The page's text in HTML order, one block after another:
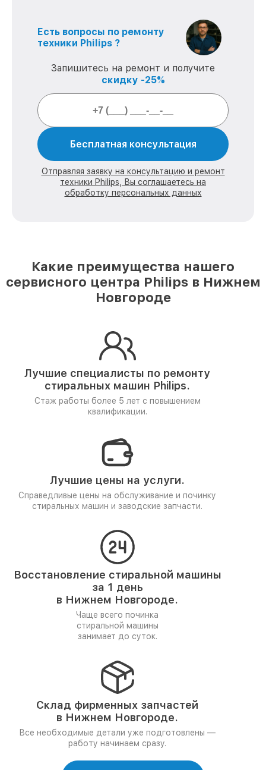
Есть вопросы по ремонту
техники Philips ?
Запишитесь на ремонт и получите
скидку -25%
Бесплатная консультация
Отправляя заявку на консультацию и ремонт
техники Philips, Вы соглашаетесь на
обработку персональных данных
Какие преимущества нашего
сервисного центра Philips в Нижнем
Новгороде
Лучшие специалисты по ремонту
стиральных машин Philips.
Стаж работы более 5 лет с повышением
квалификации.
Лучшие цены на услуги.
Справедливые цены на обслуживание и починку
стиральных машин и заводские запчасти.
Восстановление стиральной машины
за 1 день
в Нижнем Новгороде.
Чаще всего починка
стиральной машины
занимает до суток.
Склад фирменных запчастей
в Нижнем Новгороде.
Все необходимые детали уже подготовлены —
работу начинаем сразу.